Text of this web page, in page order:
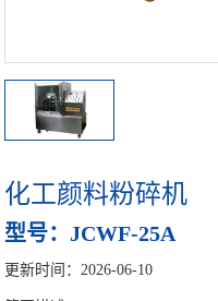
中药超细研磨机
中药磨粉机
中型超微粉碎机系列
化工颜料粉碎机
型号：JCWF-25A
更新时间：2026-06-10